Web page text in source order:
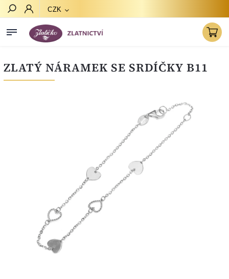
CZK
ZLATÝ NÁRAMEK SE SRDÍČKY B11